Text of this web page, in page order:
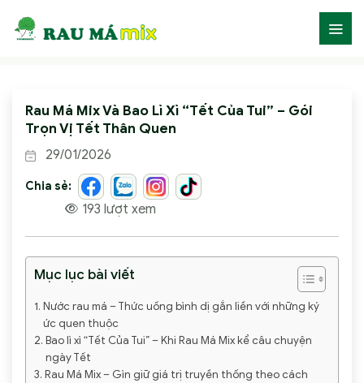
Rau Má Mix Và Bao Lì Xì “Tết Của Tui” – Gói
Trọn Vị Tết Thân Quen
29/01/2026
Chia sẻ:
193 lượt xem
Mục lục bài viết
Nước rau má – Thức uống bình dị gắn liền với những ký
ức quen thuộc
Bao lì xì “Tết Của Tui” – Khi Rau Má Mix kể câu chuyện
ngày Tết
Rau Má Mix – Gìn giữ giá trị truyền thống theo cách